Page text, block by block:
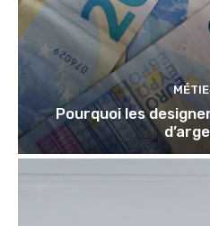
Pourquoi les